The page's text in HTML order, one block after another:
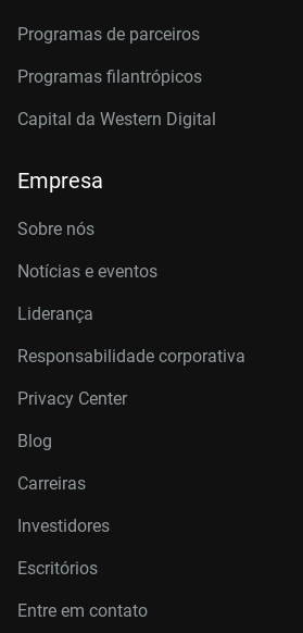
Programas de parceiros
Programas filantrópicos
Capital da Western Digital
Empresa
Sobre nós
Notícias e eventos
Liderança
Responsabilidade corporativa
Privacy Center
Blog
Carreiras
Investidores
Escritórios
Entre em contato